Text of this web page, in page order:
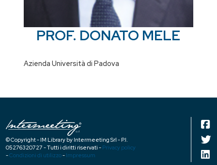
PROF. DONATO MELE
Azienda Università di Padova
© Copyright - IM Library by Intermeeting Srl - P.I.
05276320727 - Tutti i diritti riservati - Privacy policy
-Condizioni di utilizzo- Impressum